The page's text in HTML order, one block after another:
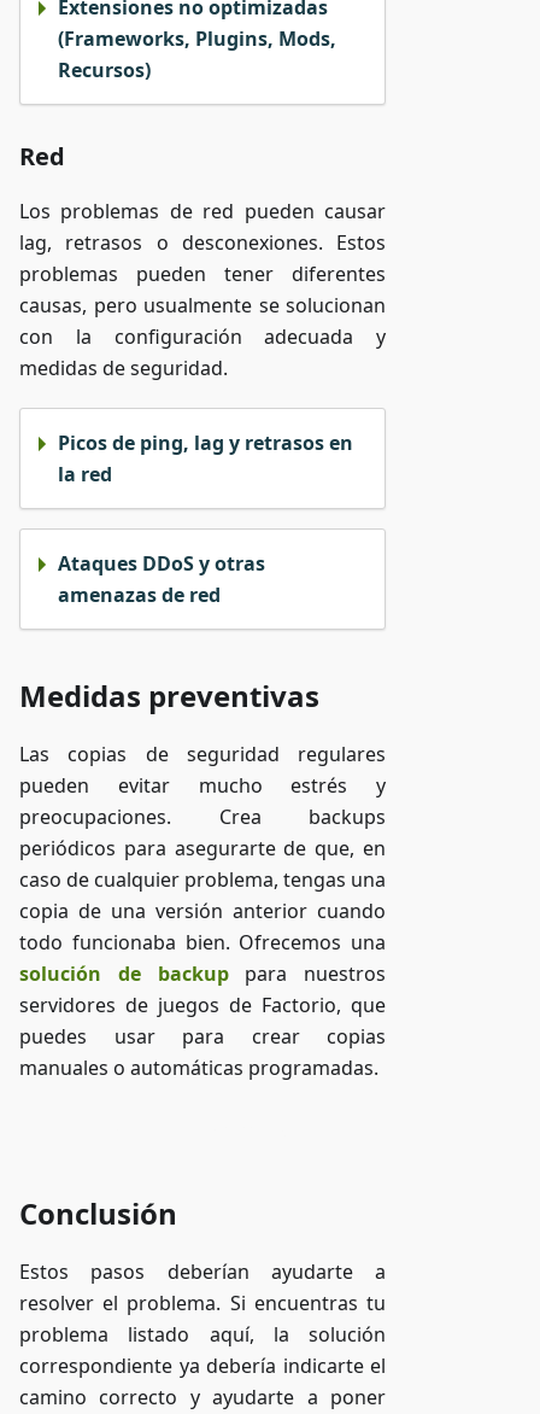
Extensiones no optimizadas
(Frameworks, Plugins, Mods,
Recursos)
Red
Los problemas de red pueden causar
lag, retrasos o desconexiones. Estos
problemas pueden tener diferentes
causas, pero usualmente se solucionan
con la configuración adecuada y
medidas de seguridad.
Picos de ping, lag y retrasos en
la red
Ataques DDoS y otras
amenazas de red
Medidas preventivas
Las copias de seguridad regulares
pueden evitar mucho estrés y
preocupaciones. Crea backups
periódicos para asegurarte de que, en
caso de cualquier problema, tengas una
copia de una versión anterior cuando
todo funcionaba bien. Ofrecemos una
solución de backuppara nuestros
servidores de juegos de Factorio, que
puedes usar para crear copias
manuales o automáticas programadas.
Conclusión
Estos pasos deberían ayudarte a
resolver el problema. Si encuentras tu
problema listado aquí, la solución
correspondiente ya debería indicarte el
camino correcto y ayudarte a poner